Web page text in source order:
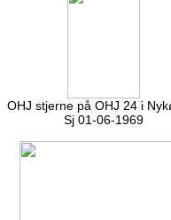
OHJ stjerne på OHJ 24 i
Sj 01-06-1969